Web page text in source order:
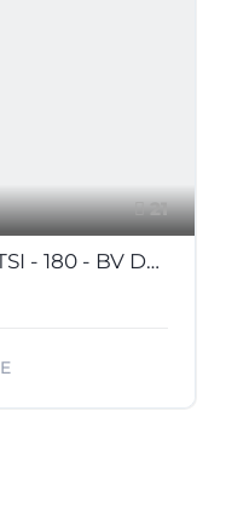
21
VOLKSWAGEN POLO 1.4 TSI - 180 - BV DSG V 6R GTI PHASE 1